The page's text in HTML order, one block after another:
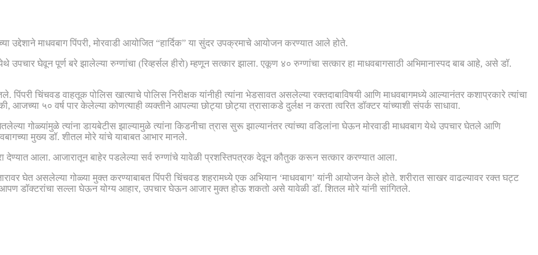
उद्देशाने माधवबाग पिंपरी, मोरवाडी आयोजित “हार्दिक” या सुंदर उपक्रमाचे आयोजन करण्यात आले होते.
उपचार घेवून पूर्ण बरे झालेल्या रुग्णांचा (रिव्हर्सल हीरो) म्हणून सत्कार झाला. एकूण ४० रुग्णांचा सत्कार हा माधवबागसाठी अभिमानास्पद बाब आहे, असे डॉ.
चिंचवड वाहतूक पोलिस खात्याचे पोलिस निरीक्षक यांनीही त्यांना भेडसावत असलेल्या रक्तदाबाविषयी आणि माधवबागमध्ये आल्यानंतर कशाप्रकारे त्यांचा
५० वर्ष पार केलेल्या कोणत्याही व्यक्तीने आपल्या छोट्या छोट्या त्रासाकडे दुर्लक्ष न करता त्वरित डॉक्टर यांच्याशी संपर्क साधावा.
गोळ्यांमुळे त्यांना डायबेटीस झाल्यामुळे त्यांना किडनीचा त्रास सुरू झाल्यानंतर त्यांच्या वडिलांना घेऊन मोरवाडी माधवबाग येथे उपचार घेतले आणि
मुख्य डॉ. शीतल मोरे यांचे याबाबत आभार मानले.
नारा देण्यात आला. आजारातून बाहेर पडलेल्या सर्व रुग्णांचे यावेळी प्रशस्तिपत्रक देवून कौतुक करून सत्कार करण्यात आला.
घेत असलेल्या गोळ्या मुक्त करण्याबाबत पिंपरी चिंचवड शहरामध्ये एक अभियान ‘माधवबाग’ यांनी आयोजन केले होते. शरीरात साखर वाढल्यावर रक्त घट्ट
डॉक्टरांचा सल्ला घेऊन योग्य आहार, उपचार घेऊन आजार मुक्त होऊ शकतो असे यावेळी डॉ. शितल मोरे यांनी सांगितले.